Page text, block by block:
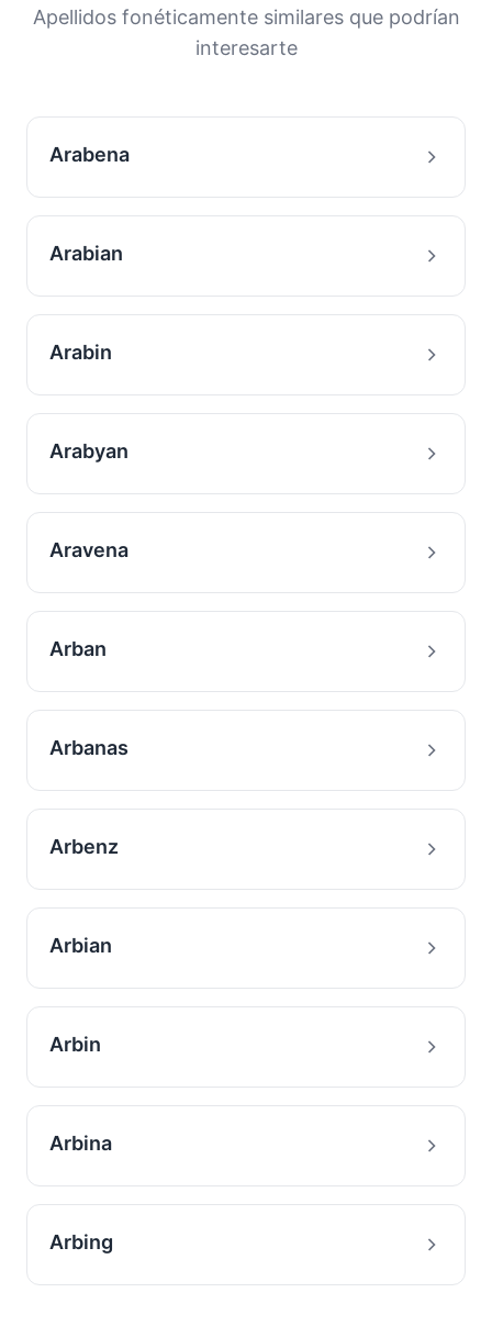
orígenes y la historia migratoria de las familias
Apellidos fonéticamente similares que podrían
interesarte
Arabena
Arabian
Arabin
Arabyan
Aravena
Arban
Arbanas
Arbenz
Arbian
Arbin
Arbina
Arbing